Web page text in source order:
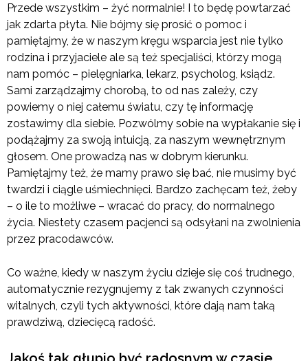
Przede wszystkim – żyć normalnie! I to będę powtarzać
jak zdarta płyta. Nie bójmy się prosić o pomoc i
pamiętajmy, że w naszym kręgu wsparcia jest nie tylko
rodzina i przyjaciele ale są też specjaliści, którzy mogą
nam pomóc – pielęgniarka, lekarz, psycholog, ksiądz.
Sami zarządzajmy chorobą, to od nas zależy, czy
powiemy o niej całemu światu, czy tę informację
zostawimy dla siebie. Pozwólmy sobie na wypłakanie się i
podążajmy za swoją intuicją, za naszym wewnętrznym
głosem. One prowadzą nas w dobrym kierunku.
Pamiętajmy też, że mamy prawo się bać, nie musimy być
twardzi i ciągle uśmiechnięci. Bardzo zachęcam też, żeby
– o ile to możliwe – wracać do pracy, do normalnego
życia. Niestety czasem pacjenci są odsyłani na zwolnienia
przez pracodawców.
Co ważne, kiedy w naszym życiu dzieje się coś trudnego,
automatycznie rezygnujemy z tak zwanych czynności
witalnych, czyli tych aktywności, które dają nam taką
prawdziwą, dziecięcą radość.